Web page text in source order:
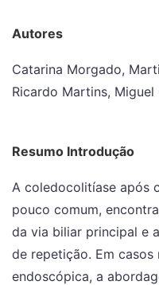
Autores
Catarina Morgado,
Ricardo Martins,
Resumo Introdução
A coledocolitíase após
pouco comum,
da via biliar principal e
de repetição. Em
endoscópica, a